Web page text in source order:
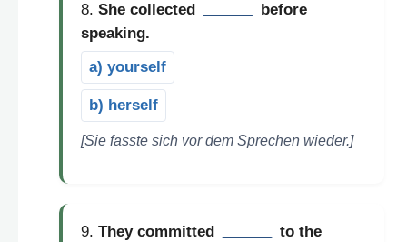
8. She collected
before
speaking.
a) yourself
b) herself
[Sie fasste sich vor dem Sprechen wieder.]
9. They committed
to the